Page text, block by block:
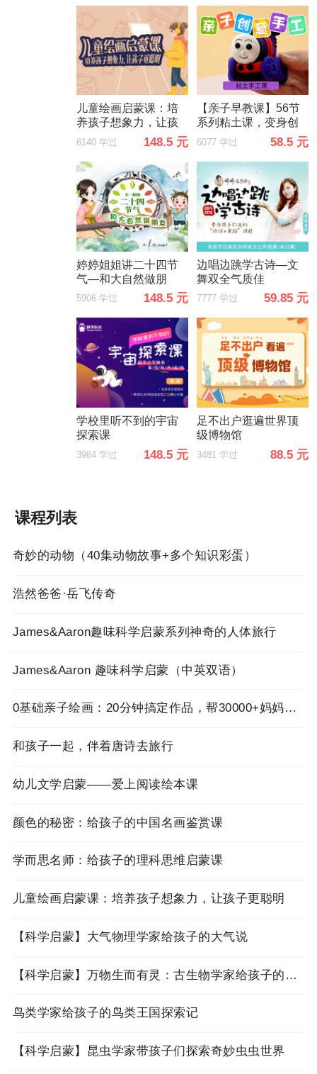
儿童绘画启蒙课：培
养孩子想象力，让孩
子更聪明
6140 学过 148.5 元
【亲子早教课】56节
系列粘土课，变身创
意小达人
6077 学过 58.5 元
婷婷姐姐讲二十四节
气—和大自然做朋
友，神奇的自然大百
5906 学过 148.5 元
边唱边跳学古诗—文
舞双全气质佳
7777 学过 59.85 元
学校里听不到的宇宙
探索课
3984 学过 148.5 元
足不出户逛遍世界顶
级博物馆
3481 学过 88.5 元
课程列表
奇妙的动物（40集动物故事+多个知识彩蛋）
浩然爸爸·岳飞传奇
James&Aaron趣味科学启蒙系列神奇的人体旅行
James&Aaron 趣味科学启蒙（中英双语）
0基础亲子绘画：20分钟搞定作品，帮30000+妈妈改善亲子关系！
和孩子一起，伴着唐诗去旅行
幼儿文学启蒙——爱上阅读绘本课
颜色的秘密：给孩子的中国名画鉴赏课
学而思名师：给孩子的理科思维启蒙课
儿童绘画启蒙课：培养孩子想象力，让孩子更聪明
【科学启蒙】大气物理学家给孩子的大气说
【科学启蒙】万物生而有灵：古生物学家给孩子的生命简史
鸟类学家给孩子的鸟类王国探索记
【科学启蒙】昆虫学家带孩子们探索奇妙虫虫世界